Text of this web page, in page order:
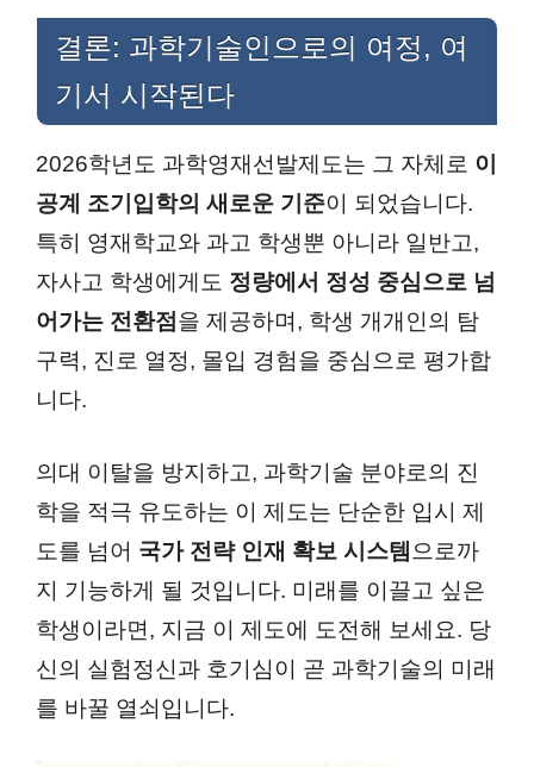
결론: 과학기술인으로의 여정, 여
기서 시작된다
2026학년도 과학영재선발제도는 그 자체로 이
공계 조기입학의 새로운 기준이 되었습니다.
특히 영재학교와 과고 학생뿐 아니라 일반고,
자사고 학생에게도 정량에서 정성 중심으로 넘
어가는 전환점 을 제공하며, 학생 개개인의 탐
구력, 진로 열정, 몰입 경험을 중심으로 평가합
니다.
의대 이탈을 방지하고, 과학기술 분야로의 진
학을 적극 유도하는 이 제도는 단순한 입시 제
도를 넘어 국가 전략 인재 확보 시스템 으로까
지 기능하게 될 것입니다. 미래를 이끌고 싶은
학생이라면, 지금 이 제도에 도전해 보세요. 당
신의 실험정신과 호기심이 곧 과학기술의 미래
를 바꿀 열쇠입니다.